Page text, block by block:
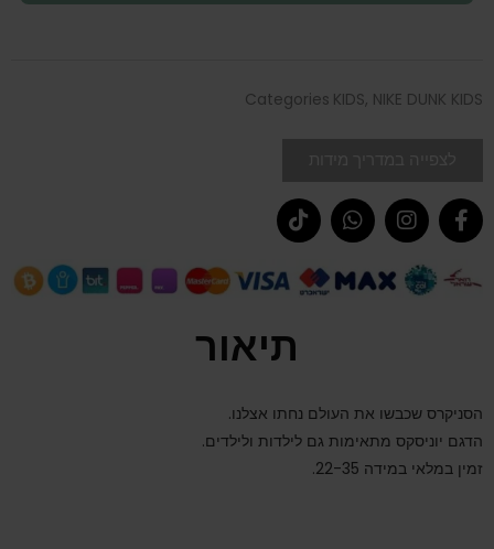
Categories KIDS, NIKE DUNK KIDS
תיאור
הסניקרס שכבשו את העולם נחתו אצלנו.
הדגם יוניסקס מתאימות גם לילדות ולילדים.
זמין במלאי במידה 22-35.